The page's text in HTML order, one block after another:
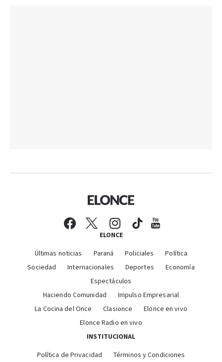
ELONCE
Últimas noticias Paraná Policiales
Política
Sociedad
Internacionales Deportes
Economía
Espectáculos
Haciendo Comunidad
Impulso Empresarial
La Cocina del Once
Clasionce
Elonce en vivo
Elonce Radio en vivo
INSTITUCIONAL
Política de Privacidad Términos y Condiciones